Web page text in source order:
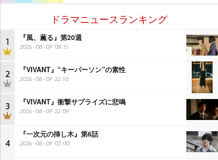
ドラマニュースランキング
1 『風、薫る』第20週
2026-08-09 08:15
2 『VIVANT』“キーパーソン”の素性
2026-08-09 22:10
3 『VIVANT』衝撃サプライズに悲鳴
2026-08-09 22:09
4
『一次元の挿し木』第6話
2026-08-09 07:00